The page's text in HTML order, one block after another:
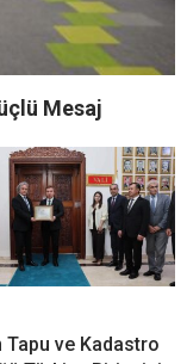
Mesaj
Tapu ve Kadastro